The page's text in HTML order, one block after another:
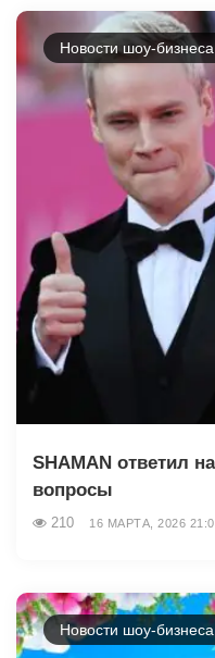
Новости шоу-бизнеса
SHAMAN ответил
вопросы
210 16 МАРТА, 2026
Новости шоу-бизнеса